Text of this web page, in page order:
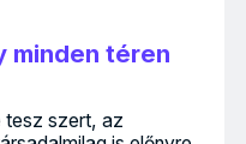
minden téren
tesz szert, az